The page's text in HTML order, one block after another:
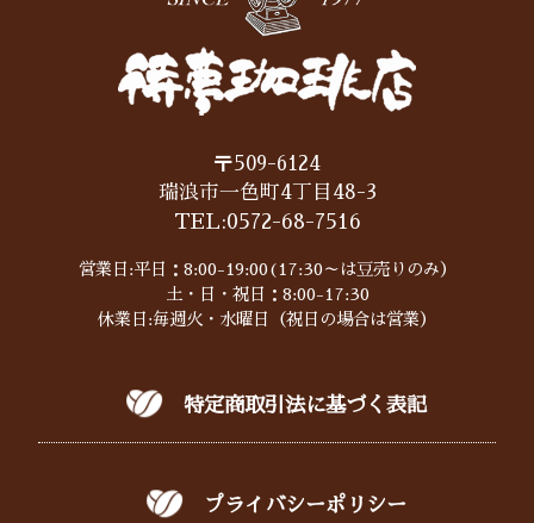
〒509-6124
瑞浪市一色町4丁目48-3
TEL:0572-68-7516
営業日:平日：8:00-19:00(17:30～は豆売りのみ）
土・日・祝日：8:00-17:30
休業日:毎週火・水曜日（祝日の場合は営業）
特定商取引法に基づく表記
プライバシーポリシー